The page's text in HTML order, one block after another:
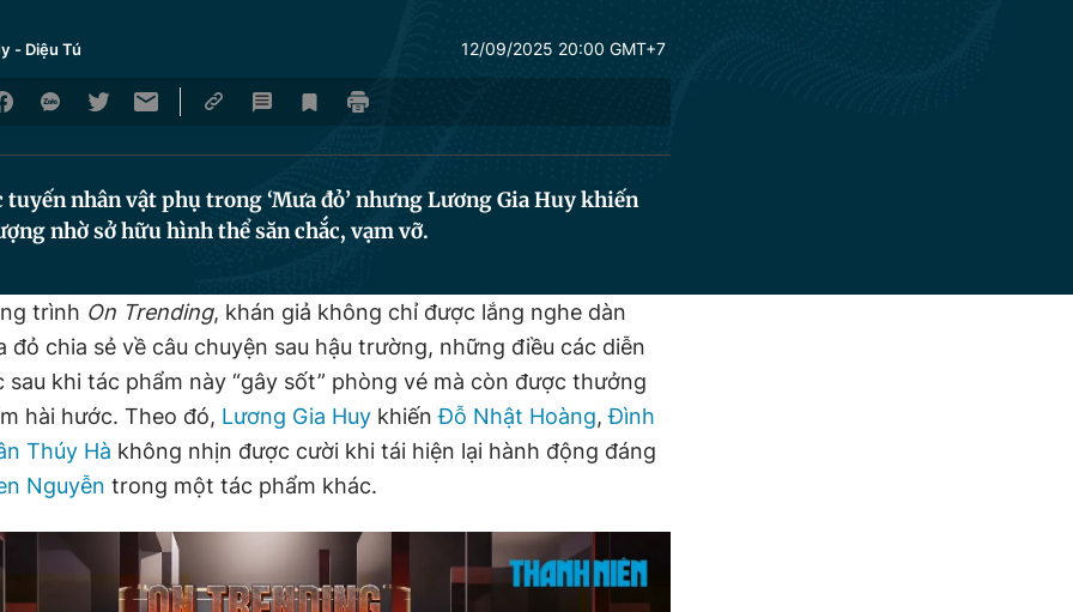
- Diệu Tú 12/09/2025 20:00 GMT+7
nhân vật phụ trong ‘Mưa đỏ’ nhưng Lương Gia Huy khiến
nhờ sở hữu hình thể săn chắc, vạm vỡ.
trình On Trending, khán giả không chỉ được lắng nghe dàn
đỏ chia sẻ về câu chuyện sau hậu trường, những điều các diễn
sau khi tác phẩm này “gây sốt” phòng vé mà còn được thưởng
hài hước. Theo đó, Lương Gia Huy khiếnĐỗ Nhật Hoàng,Đình
Thúy Hà không nhịn được cười khi tái hiện lại hành động đáng
Nguyễn trong một tác phẩm khác.